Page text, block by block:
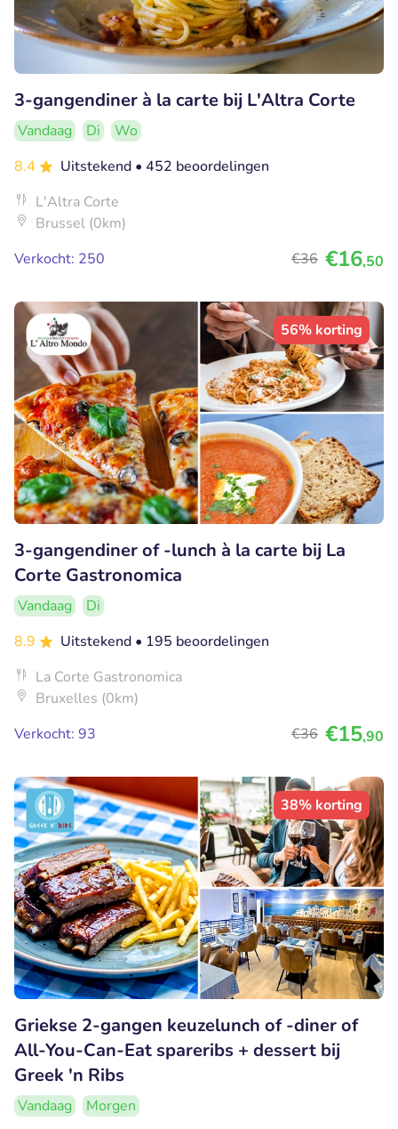
3-gangendiner à la carte bij L'Altra Corte
Vandaag Di
Wo
8.4
Uitstekend • 452 beoordelingen
L'Altra Corte
Brussel (0km)
Verkocht: 250
€36 €16,50
56% korting
3-gangendiner of -lunch à la carte bij La
Corte Gastronomica
Vandaag
Di
8.9
Uitstekend • 195 beoordelingen
La Corte Gastronomica
Bruxelles (0km)
Verkocht: 93
€36 €15,90
38% korting
Griekse 2-gangen keuzelunch of -diner of
All-You-Can-Eat spareribs + dessert bij
Greek 'n Ribs
Vandaag
Morgen